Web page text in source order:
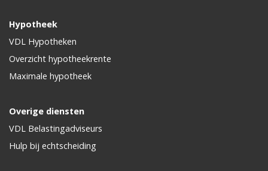
Hypotheek
VDL Hypotheken
Overzicht hypotheekrente
Maximale hypotheek
Overige diensten
VDL Belastingadviseurs
Hulp bij echtscheiding